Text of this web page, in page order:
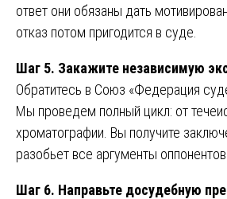
ответ они обязаны дать
отказ потом пригодится в суде.
Шаг 5. Закажите независимую
Обратитесь в Союз «Федерация
Мы проведем полный цикл: от
хроматографии. Вы получите
разобьет все аргументы оппонентов.
Шаг 6. Направьте досудебную